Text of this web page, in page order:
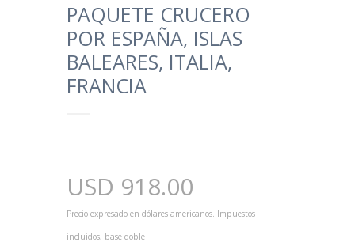
PAQUETE CRUCERO
POR ESPAÑA, ISLAS
BALEARES, ITALIA,
FRANCIA
USD 918.00
Precio expresado en dólares americanos. Impuestos
incluidos, base doble